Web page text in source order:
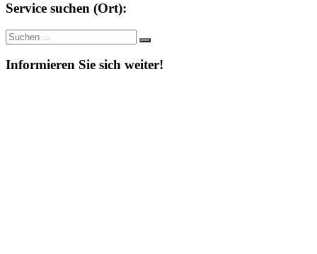
Service suchen (Ort):
Suche
nach:
Suchen
Informieren Sie sich weiter!